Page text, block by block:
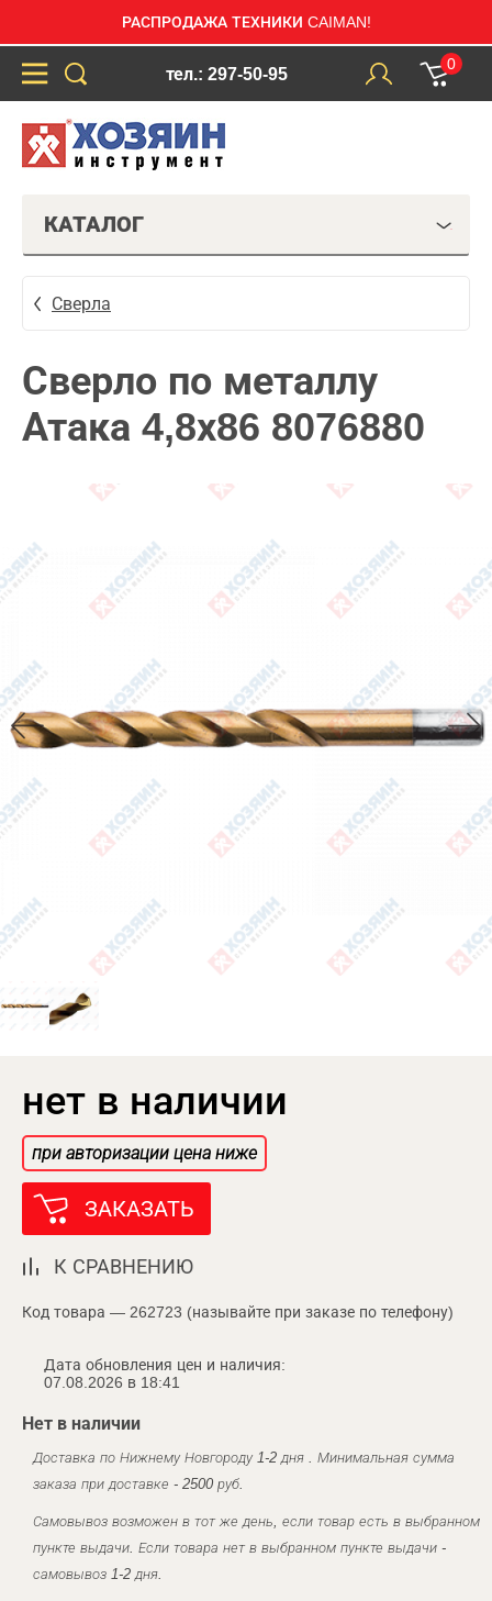
РАСПРОДАЖА ТЕХНИКИ CAIMAN!
тел.: 297-50-95
0
КАТАЛОГ
Сверла
Сверло по металлу
Атака 4,8х86 8076880
нет в наличии
при авторизации цена ниже
ЗАКАЗАТЬ
К СРАВНЕНИЮ
Код товара — 262723 (называйте при заказе по телефону)
Дата обновления цен и наличия:
07.08.2026 в 18:41
Нет в наличии
Доставка по Нижнему Новгороду 1-2 дня . Минимальная сумма
заказа при доставке - 2500 руб.
Самовывоз возможен в тот же день, если товар есть в выбранном
пункте выдачи. Если товара нет в выбранном пункте выдачи -
самовывоз 1-2 дня.